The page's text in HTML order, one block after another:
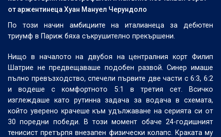
от аржентинеца Хуан Мануел Черундоло
По този начин амбициите на италианеца за дебютен
триумф в Париж бяха съкрушително прекършени.
Нищо в началото на двубоя на централния корт Филип
Шатрие не предвещаваше подобен развой. Синер имаше
пълно превъзходство, спечели първите две части с 6:3, 6:2
и водеше с комфортното 5:1 в третия сет. Всичко
изглеждаше като рутинна задача за водача в схемата,
който уверено крачеше към удължаване на серията си от
30 поредни победи. В този момент обаче 24-годишният
тенисист претърпя внезапен физически колапс. Краката му